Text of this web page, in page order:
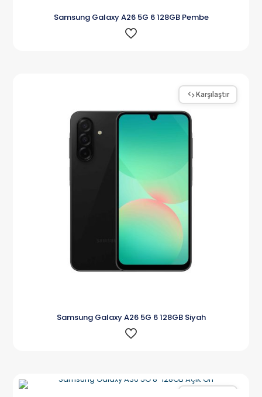
Samsung Galaxy A26 5G 6 128GB Pembe
Karşılaştır
Samsung Galaxy A26 5G 6 128GB Siyah